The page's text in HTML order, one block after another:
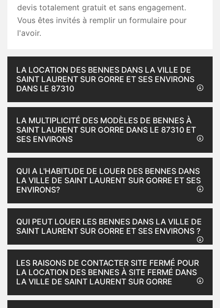
devis totalement gratuit et sans engagement.
Vous êtes invités à remplir un formulaire pour
l'avoir.
LA LOCATION DES BENNES DANS LA VILLE DE
SAINT LAURENT SUR GORRE ET SES ENVIRONS
DANS LE 87310
LA MULTIPLICITÉ DES MODÈLES DE BENNES À
SAINT LAURENT SUR GORRE DANS LE 87310 ET
SES ENVIRONS
QUI A L'HABITUDE DE LOUER DES BENNES DANS
LA VILLE DE SAINT LAURENT SUR GORRE ET SES
ENVIRONS?
QUI PEUT LOUER LES BENNES DANS LA VILLE DE
SAINT LAURENT SUR GORRE ET SES ENVIRONS ?
LES RAISONS DE CONTACTER SITE FERMÉ POUR
LA LOCATION DES BENNES À SITE FERMÉ DANS
LA VILLE DE SAINT LAURENT SUR GORRE